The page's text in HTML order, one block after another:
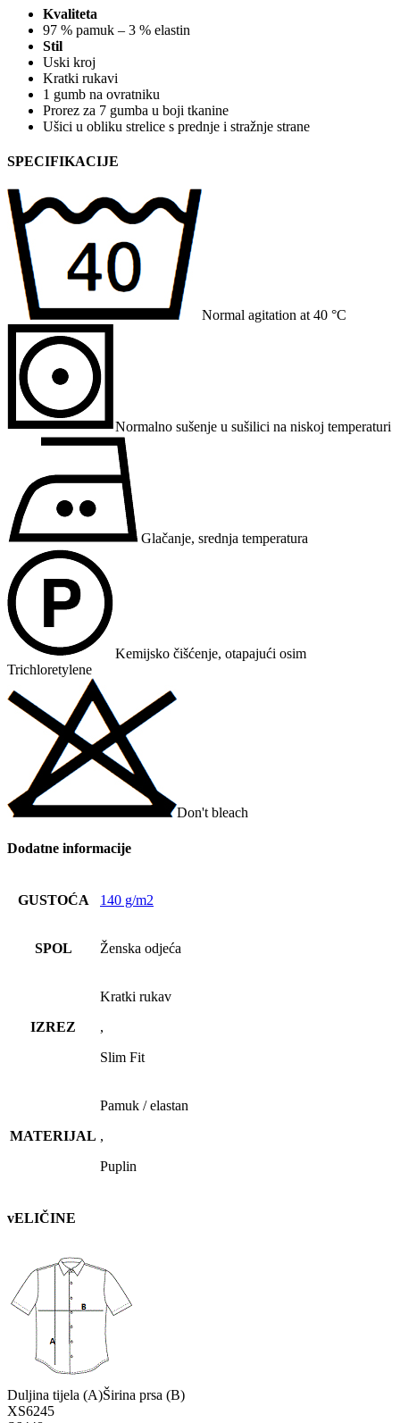
Kvaliteta
97 % pamuk – 3 % elastin
Stil
Uski kroj
Kratki rukavi
1 gumb na ovratniku
Prorez za 7 gumba u boji tkanine
Ušici u obliku strelice s prednje i stražnje strane
SPECIFIKACIJE
Normal agitation at 40 °C
Normalno sušenje u sušilici na niskoj temperaturi
Glačanje, srednja temperatura
Kemijsko čišćenje, otapajući osim
Trichloretylene
Don't bleach
Dodatne informacije
GUSTOĆA 140 g/m2
SPOL Ženska odjeća
IZREZ
Kratki rukav
,
Slim Fit
MATERIJAL
Pamuk / elastan
,
Puplin
vELIČINE
Duljina tijela (A)Širina prsa (B)
XS6245